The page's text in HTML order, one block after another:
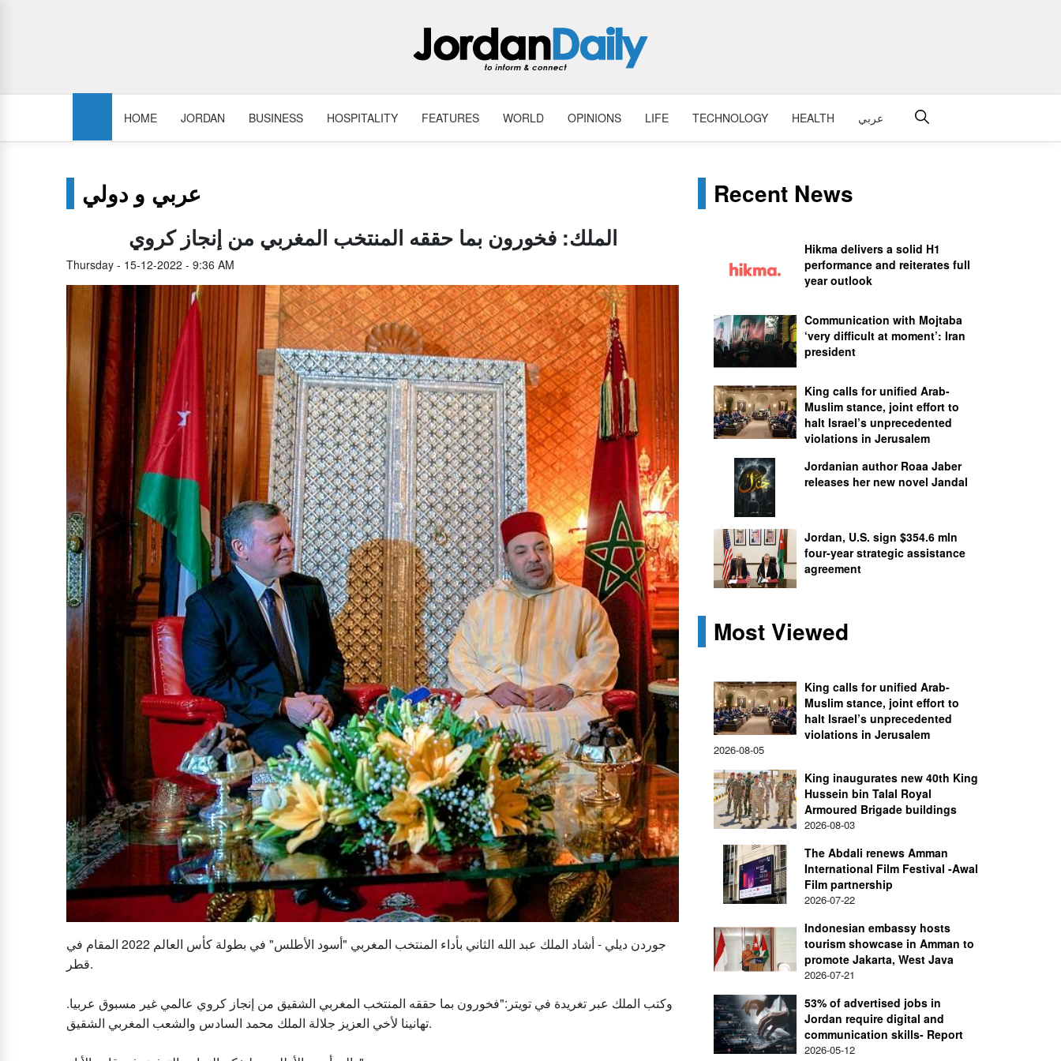
HOME JORDAN BUSINESS HOSPITALITY FEATURES WORLD OPINIONS LIFE TECHNOLOGY HEALTH عربي
عربي و دولي
الملك: فخورون بما حققه المنتخب المغربي من إنجاز كروي
Thursday - 15-12-2022 - 9:36 AM
جوردن ديلي - أشاد الملك عبد الله الثاني بأداء المنتخب المغربي "أسود الأطلس" في بطولة كأس العالم 2022 المقام في
قطر.
وكتب الملك عبر تغريدة في تويتر:"فخورون بما حققه المنتخب المغربي الشقيق من إنجاز كروي عالمي غير مسبوق عربيا.
تهانينا لأخي العزيز جلالة الملك محمد السادس والشعب المغربي الشقيق.
Recent News
Hikma delivers a solid H1
performance and reiterates full
year outlook
Communication with Mojtaba
‘very difficult at moment’: Iran
president
King calls for unified Arab-
Muslim stance, joint effort to
halt Israel’s unprecedented
violations in Jerusalem
Jordanian author Roaa Jaber
releases her new novel Jandal
Jordan, U.S. sign $354.6 mln
four-year strategic assistance
agreement
Most Viewed
King calls for unified Arab-
Muslim stance, joint effort to
halt Israel’s unprecedented
violations in Jerusalem
2026-08-05
King inaugurates new 40th King
Hussein bin Talal Royal
Armoured Brigade buildings
2026-08-03
The Abdali renews Amman
International Film Festival -Awal
Film partnership
2026-07-22
Indonesian embassy hosts
tourism showcase in Amman to
promote Jakarta, West Java
2026-07-21
53% of advertised jobs in
Jordan require digital and
communication skills- Report
2026-05-12